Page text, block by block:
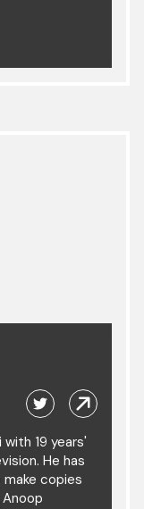
19 years'
He has
copies